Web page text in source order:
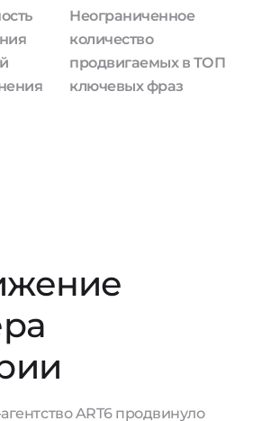
Неограниченное
количество
продвигаемых в ТОП
ключевых фраз
ART6 продвинуло